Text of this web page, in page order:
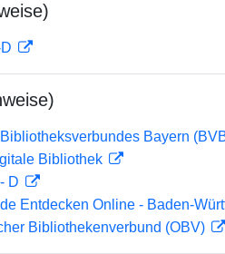
Bayern
Bibliothek
D
Entdecken Online - Baden-
Bibliothekenverbund (OBV)